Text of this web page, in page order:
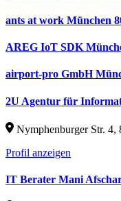
ants at work München
AREG IoT SDK
airport-pro GmbH
2U Agentur für
Nymphenburger Str. 4,
Profil anzeigen
IT Berater Mani